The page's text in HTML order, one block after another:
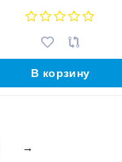
В корзину
→